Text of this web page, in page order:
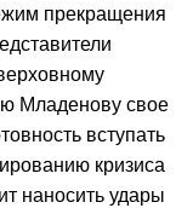
прекращения
Младенову свое
вступать
кризиса
наносить удары